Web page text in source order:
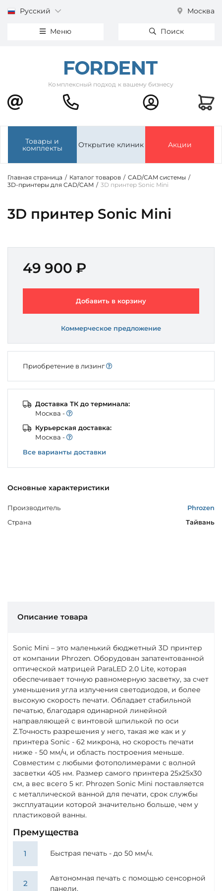
Русский Москва
Меню Поиск
Комплексный подход к вашему бизнесу
Товары и
комплекты Открытие клиник Акции
Главная страница / Каталог товаров / CAD/CAM системы /
3D-принтеры для CAD/CAM / 3D принтер Sonic Mini
3D принтер Sonic Mini
Основные характеристики
Производитель
Phrozen
Страна
Тайвань
49 900 ₽
Добавить в корзину
Коммерческое предложение
Приобретение в лизинг
Доставка ТК до терминала:
Моcква -
Курьерская доставка:
Моcква -
Все варианты доставки
Описание товара
Sonic Mini – это маленький бюджетный 3D принтер
от компании Phrozen. Оборудован запатентованной
оптической матрицей ParaLED 2.0 Lite, которая
обеспечивает точную равномерную засветку, за счет
уменьшения угла излучения светодиодов, и более
высокую скорость печати. Обладает стабильной
печатью, благодаря одинарной линейной
направляющей с винтовой шпилькой по оси
Z.Точность разрешения у него, такая же как и у
принтера Sonic - 62 микрона, но скорость печати
ниже - 50 мм/ч, и область построения меньше.
Совместим с любыми фотополимерами с волной
засветки 405 нм. Размер самого принтера 25х25х30
см, а вес всего 5 кг. Phrozen Sonic Mini поставляется
с металлической ванной для печати, срок службы
эксплуатации которой значительно больше, чем у
пластиковой ванны.
Премущества
Быстрая печать - до 50 мм/ч.
Автономная печать с помощью сенсорной
панели.